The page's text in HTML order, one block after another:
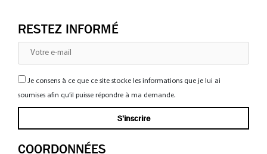
RESTEZ INFORMÉ
Je consens à ce que ce site stocke les informations que je lui ai
soumises afin qu’il puisse répondre à ma demande.
COORDONNÉES